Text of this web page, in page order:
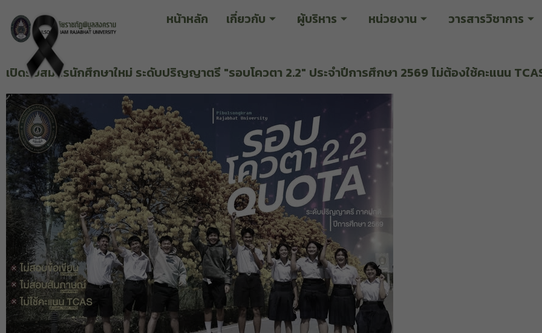
หน้าหลัก เกี่ยวกับ ผู้บริหาร หน่วยงาน วารสารวิชาการ
เปิดรับสมัครนักศึกษาใหม่ ระดับปริญญาตรี "รอบโควตา 2.2" ประจำปีการศึกษา 2569 ไม่ต้องใช้คะแนน